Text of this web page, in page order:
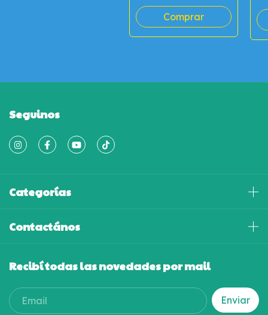
Seguinos
Categorías
Contactános
Recibí todas las novedades por mail